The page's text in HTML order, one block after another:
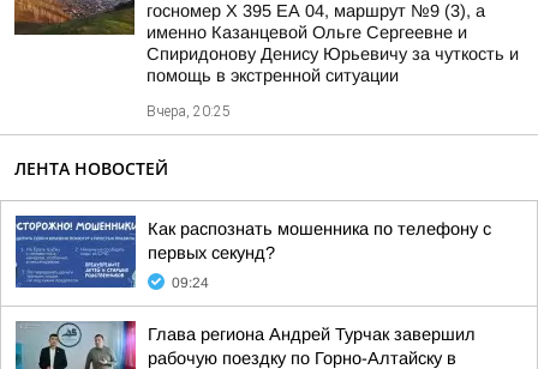
госномер X 395 ЕА 04, маршрут №9 (3), а
именно Казанцевой Ольге Сергеевне и
Спиридонову Денису Юрьевичу за чуткость и
помощь в экстренной ситуации
Вчера, 20:25
ЛЕНТА НОВОСТЕЙ
Как распознать мошенника по телефону с
первых секунд?
09:24
Глава региона Андрей Турчак завершил
рабочую поездку по Горно-Алтайску в